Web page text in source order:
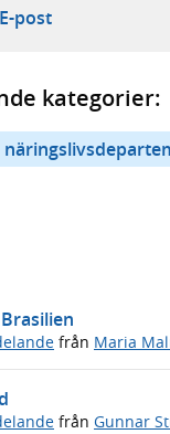
webbplats,webbplats,
i ny flik, extern
E-post- öppnar din
kategorier:
från Maria
från Gunnar